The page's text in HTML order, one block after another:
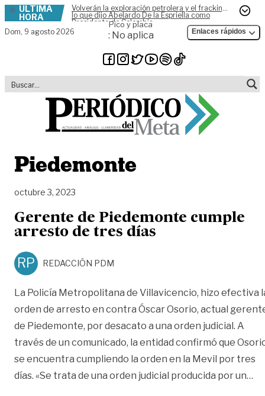
Skip to content
ÚLTIMA
HORA
Volverán la exploración petrolera y el fracking,
lo que dijo Abelardo De la Espriella como
Presidente de Colombia
Dom, 9 agosto 2026
Pico y placa
: No aplica Enlaces rápidos
Piedemonte
octubre 3, 2023
Gerente de Piedemonte cumple
arresto de tres días
RP REDACCIÓN PDM
La Policía Metropolitana de Villavicencio, hizo efectiva
orden de arresto en contra Óscar Osorio, actual
de Piedemonte, por desacato a una orden judicial. A
través de un comunicado, la entidad confirmó que
se encuentra cumpliendo la orden en la Mevil por tres
días. «Se trata de una orden judicial producida por un…